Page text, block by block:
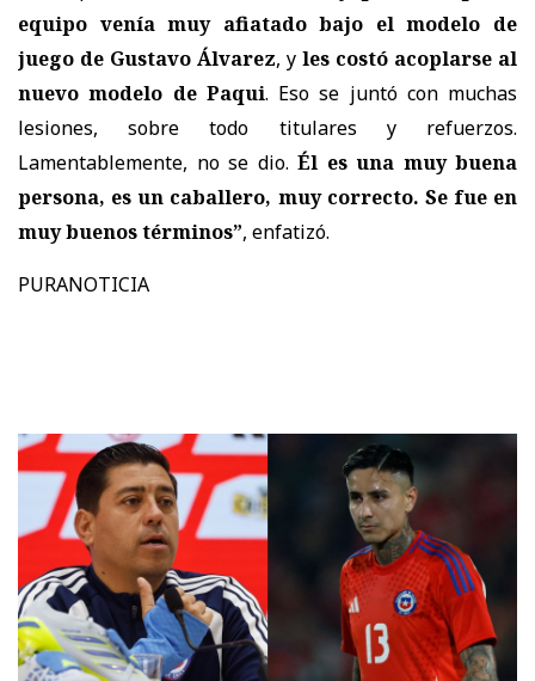
equipo venía muy afiatado bajo el modelo de
juego de Gustavo Álvarez, y les costó acoplarse al
nuevo modelo de Paqui. Eso se juntó con muchas
lesiones, sobre todo titulares y refuerzos.
Lamentablemente, no se dio. Él es una muy buena
persona, es un caballero, muy correcto. Se fue en
muy buenos términos”, enfatizó.
PURANOTICIA